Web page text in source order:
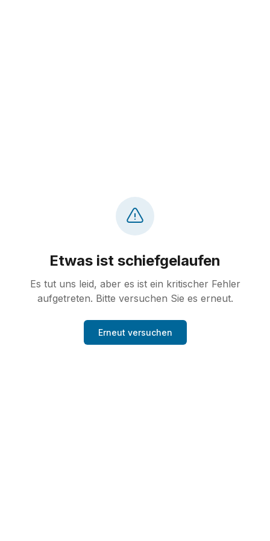
Etwas ist schiefgelaufen
Es tut uns leid, aber es ist ein kritischer Fehler
aufgetreten. Bitte versuchen Sie es erneut.
Erneut versuchen